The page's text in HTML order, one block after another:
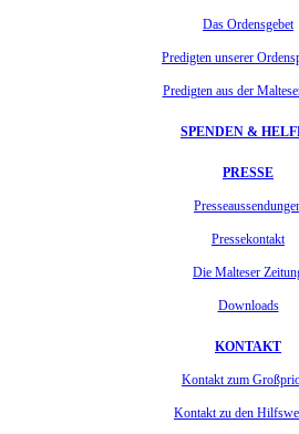
Das Ordensgebet
Predigten unserer
Predigten aus der
SPENDEN &
PRESSE
Pressekontakt
Die Malteser
Downloads
KONTAKT
Kontakt zum
Kontakt zu den